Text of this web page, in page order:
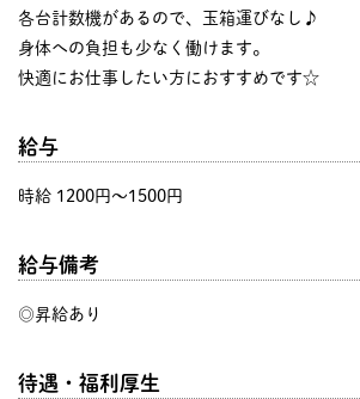
各台計数機があるので、玉箱運びなし♪
身体への負担も少なく働けます。
快適にお仕事したい方におすすめです☆
給与
時給 1200円〜1500円
給与備考
◎昇給あり
待遇・福利厚生